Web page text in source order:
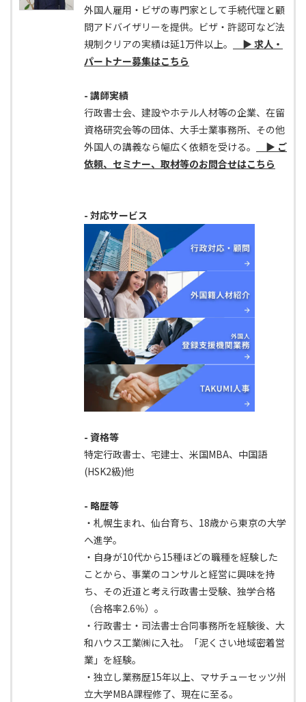
外国人雇用・ビザの専門家として手続代理と顧
問アドバイザリーを提供。ビザ・許認可など法
規制クリアの実績は延1万件以上。
▶ 求人・
パートナー募集はこちら
- 講師実績
行政書士会、建設やホテル人材等の企業、在留
資格研究会等の団体、大手士業事務所、その他
外国人の講義なら幅広く依頼を受ける。
▶ ご
依頼、セミナー、取材等のお問合せはこちら
- 対応サービス
- 資格等
特定行政書士、宅建士、米国MBA、中国語
(HSK2級)他
- 略歴等
・札幌生まれ、仙台育ち、18歳から東京の大学
へ進学。
・自身が10代から15種ほどの職種を経験した
ことから、事業のコンサルと経営に興味を持
ち、その近道と考え行政書士受験、独学合格
（合格率2.6％）。
・行政書士・司法書士合同事務所を経験後、大
和ハウス工業㈱に入社。「泥くさい地域密着営
業」を経験。
・独立し業務歴15年以上、マサチューセッツ州
立大学MBA課程修了、現在に至る。